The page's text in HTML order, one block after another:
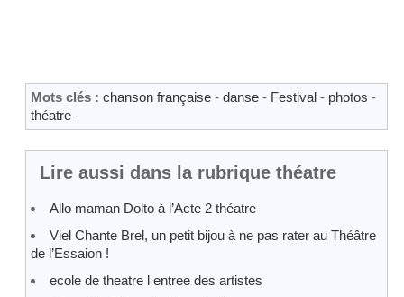
Mots clés : chanson française - danse - Festival - photos -
théatre -
Lire aussi dans la rubrique théatre
Allo maman Dolto à l’Acte 2 théatre
Viel Chante Brel, un petit bijou à ne pas rater au Théâtre
de l’Essaion !
ecole de theatre l entree des artistes